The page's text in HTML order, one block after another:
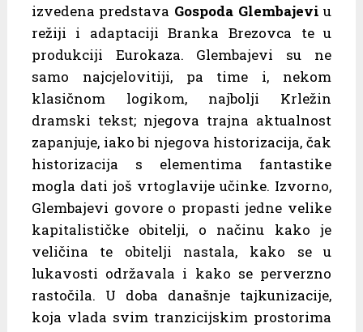
izvedena predstava Gospoda Glembajevi u
režiji i adaptaciji Branka Brezovca te u
produkciji Eurokaza. Glembajevi su ne
samo najcjelovitiji, pa time i, nekom
klasičnom logikom, najbolji Krležin
dramski tekst; njegova trajna aktualnost
zapanjuje, iako bi njegova historizacija, čak
historizacija s elementima fantastike
mogla dati još vrtoglavije učinke. Izvorno,
Glembajevi govore o propasti jedne velike
kapitalističke obitelji, o načinu kako je
veličina te obitelji nastala, kako se u
lukavosti održavala i kako se perverzno
rastočila. U doba današnje tajkunizacije,
koja vlada svim tranzicijskim prostorima